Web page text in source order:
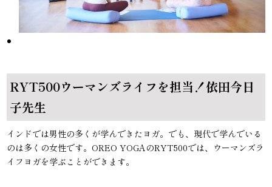
RYT500ウーマンズライフを担当！依田今日
子先生
インドでは男性の多くが学んできたヨガ。でも、現代で学んでいる
のは多くの女性です。OREO YOGAのRYT500では、ウーマンズラ
イフヨガを学ぶことができます。